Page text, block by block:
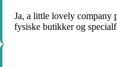
Ja, a little lovely company
fysiske butikker og